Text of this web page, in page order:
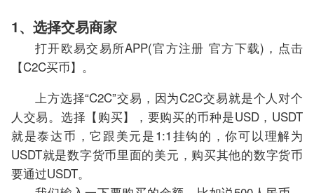
1、选择交易商家
打开欧易交易所APP(官方注册 官方下载)，点击
【C2C买币】。
上方选择“C2C”交易，因为C2C交易就是个人对个
人交易。选择【购买】，要购买的币种是USD，USDT
就是泰达币，它跟美元是1:1挂钩的，你可以理解为
USDT就是数字货币里面的美元，购买其他的数字货币
要通过USDT。